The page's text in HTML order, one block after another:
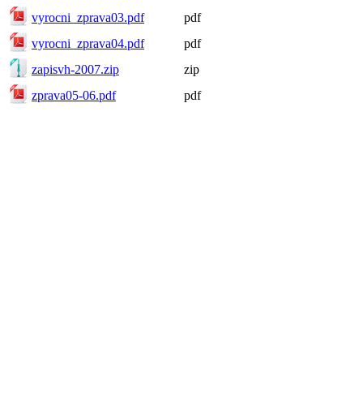
vyrocni_zprava03.pdf
pdf
vyrocni_zprava04.pdf
pdf
zapisvh-2007.zip
zip
zprava05-06.pdf
pdf